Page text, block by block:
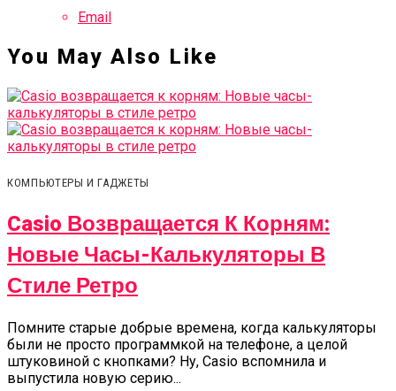
Email
You May Also Like
КОМПЬЮТЕРЫ И ГАДЖЕТЫ
Casio Возвращается К Корням:
Новые Часы-Калькуляторы В
Стиле Ретро
Помните старые добрые времена, когда калькуляторы
были не просто программкой на телефоне, а целой
штуковиной с кнопками? Ну, Casio вспомнила и
выпустила новую серию...